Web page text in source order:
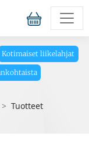
Kotimaiset liikelahjat
Tuotteet